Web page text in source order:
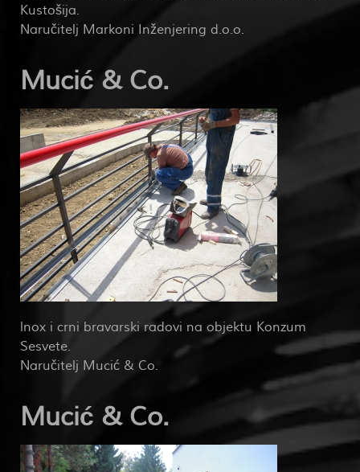
Kustošija.
Naručitelj Markoni Inženjering d.o.o.
Mucić & Co.
lnox i crni bravarski radovi na objektu Konzum
Sesvete.
Naručitelj Mucić & Co.
Mucić & Co.